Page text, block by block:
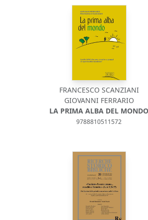
FRANCESCO SCANZIANI
GIOVANNI FERRARIO
LA PRIMA ALBA DEL MONDO
9788810511572